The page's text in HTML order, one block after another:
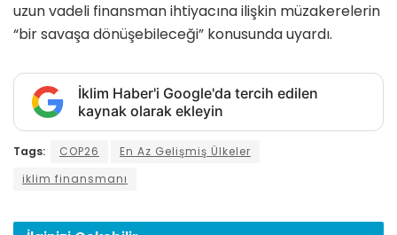
uzun vadeli finansman ihtiyacına ilişkin müzakerelerin
“bir savaşa dönüşebileceği” konusunda uyardı.
İklim Haber'i Google'da tercih edilen
kaynak olarak ekleyin
Tags: COP26
En Az Gelişmiş Ülkeler
iklim finansmanı